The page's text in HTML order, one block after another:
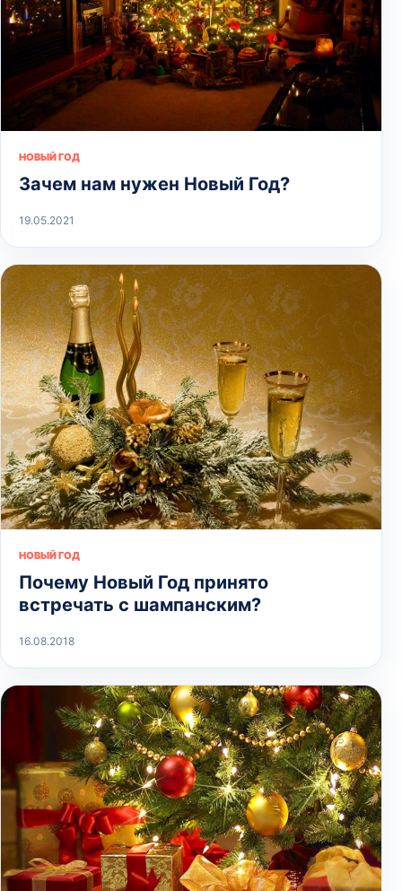
НОВЫЙ ГОД
Зачем нам нужен Новый Год?
19.05.2021
НОВЫЙ ГОД
Почему Новый Год принято
встречать с шампанским?
16.08.2018